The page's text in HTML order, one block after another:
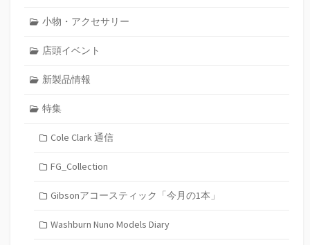
小物・アクセサリー
店頭イベント
新製品情報
特集
Cole Clark 通信
FG_Collection
Gibsonアコースティック「今月の1本」
Washburn Nuno Models Diary